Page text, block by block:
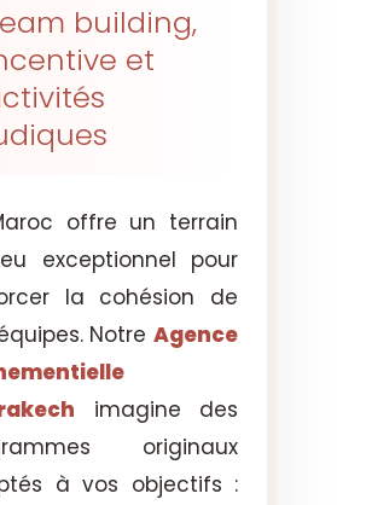
building,
et
offre un terrain
exceptionnel pour
la cohésion de
Notre Agence
imagine des
originaux
à vos objectifs :